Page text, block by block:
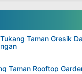
Taman Gresik
Taman Rooftop